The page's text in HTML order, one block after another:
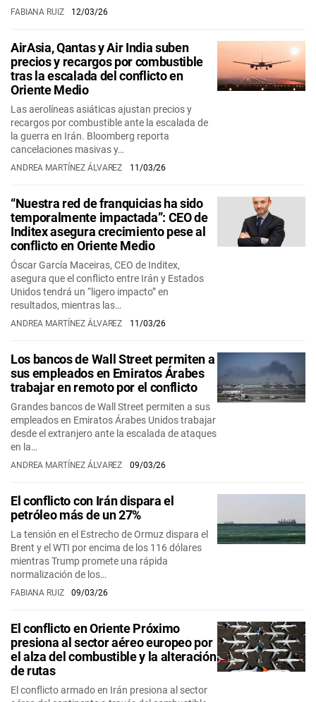
FABIANA RUIZ 12/03/26
AirAsia, Qantas y Air India suben
precios y recargos por combustible
tras la escalada del conflicto en
Oriente Medio
Las aerolíneas asiáticas ajustan precios y
recargos por combustible ante la escalada de
la guerra en Irán. Bloomberg reporta
cancelaciones masivas y…
ANDREA MARTÍNEZ ÁLVAREZ 11/03/26
“Nuestra red de franquicias ha sido
temporalmente impactada”: CEO de
Inditex asegura crecimiento pese al
conflicto en Oriente Medio
Óscar García Maceiras, CEO de Inditex,
asegura que el conflicto entre Irán y Estados
Unidos tendrá un “ligero impacto” en
resultados, mientras las…
ANDREA MARTÍNEZ ÁLVAREZ 11/03/26
Los bancos de Wall Street permiten a
sus empleados en Emiratos Árabes
trabajar en remoto por el conflicto
Grandes bancos de Wall Street permiten a sus
empleados en Emiratos Árabes Unidos trabajar
desde el extranjero ante la escalada de ataques
en la…
ANDREA MARTÍNEZ ÁLVAREZ 09/03/26
El conflicto con Irán dispara el
petróleo más de un 27%
La tensión en el Estrecho de Ormuz dispara el
Brent y el WTI por encima de los 116 dólares
mientras Trump promete una rápida
normalización de los…
FABIANA RUIZ 09/03/26
El conflicto en Oriente Próximo
presiona al sector aéreo europeo por
el alza del combustible y la alteración
de rutas
El conflicto armado en Irán presiona al sector